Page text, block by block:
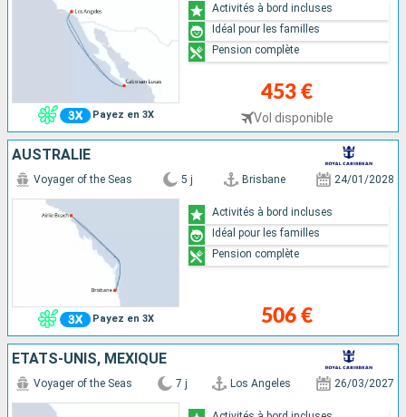
Payez en 3X
453 €
Vol disponible
Activités à bord incluses
Idéal pour les familles
Pension complète
AUSTRALIE
Payez en 3X
Voyager of the Seas 5 j Brisbane 24/01/2028
506 €
Activités à bord incluses
Idéal pour les familles
Pension complète
ÉTATS-UNIS, MEXIQUE
Voyager of the Seas 7 j Los Angeles 26/03/2027